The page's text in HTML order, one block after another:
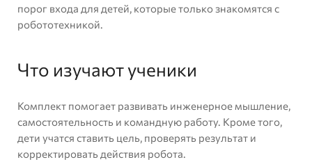
порог входа для детей, которые только знакомятся с
робототехникой.
Что изучают ученики
Комплект помогает развивать инженерное мышление,
самостоятельность и командную работу. Кроме того,
дети учатся ставить цель, проверять результат и
корректировать действия робота.